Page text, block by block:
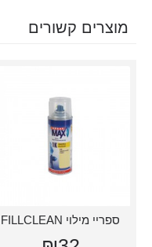
מוצרים קשורים
ספריי מילוי FILLCLEAN